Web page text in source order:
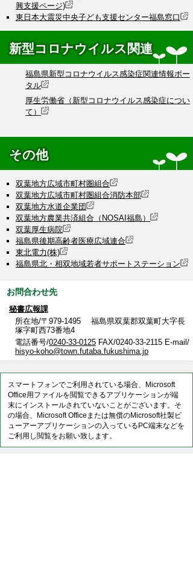
興支援ページ)
東日本大震災中央子ども支援センター福島窓口
新型コロナウイルス関連
福島県新型コロナウイルス感染症関連情報ポー
タル
厚生労働省（新型コロナウイルス感染症につい
て）
その他
双葉地方広域市町村圏組合
双葉地方広域市町村圏組合消防本部
双葉地方水道企業団
双葉地方農業共済組合（NOSAI福島）
双葉厚生病院
福島県後期高齢者医療広域連合
東北電力(株)
福島県北・相双地域若者サポートステーション
お問合わせ先
秘書広報課
所在地/〒979-1495 福島県双葉郡双葉町大字長
塚字町西73番地4
電話番号/0240-33-0125 FAX/0240-33-2115 E-mail/
hisyo-koho@town.futaba.fukushima.jp
スマートフォンでご利用されている場合、Microsoft
Office用ファイルを閲覧できるアプリケーションが端
末にインストールされていないことがございます。そ
の場合、Microsoft Officeまたは無償のMicrosoft社製ビ
ューアーアプリケーションの入っているPC端末などを
ご利用し閲覧をお願い致します。